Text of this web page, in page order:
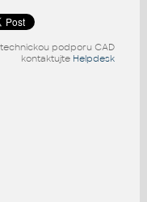
podporu CAD
kontaktujte Helpdesk